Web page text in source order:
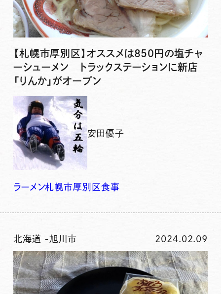
【札幌市厚別区】オススメは850円の塩チャ
ーシューメン トラックステーションに新店
「りんか」がオープン
安田優子
ラーメン札幌市厚別区 食事
北海道 -旭川市 2024.02.09